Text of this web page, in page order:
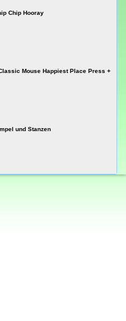
Chip Hooray
Mouse Happiest Place Press +
und Stanzen